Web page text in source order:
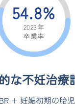
54.8%
2023年
卒業率
な不妊治療
+ 妊娠初期の胎